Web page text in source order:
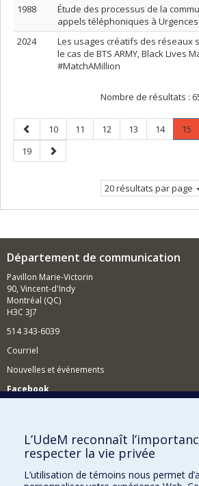
1988
Étude des processus de la
appels téléphoniques à
2024
Les usages créatifs des réseaux
le cas de BTS ARMY, Black Lives
#MatchAMillion
Nombre de résultats :
Page
précédente
Page
10 Page
11 Page
12 Page
13 Page
14 Page
15
Page
19
Page
suivante
20 résultats par page
Département de communication
Pavillon Marie-Victorin
90, Vincent-d'Indy
Montréal (QC)
H3C 3J7
514 343-6039
Courriel
Nouvelles et événements
Facebook
Comment soutenir le Département?
BESOIN D'AIDE?
Plan du site
L’UdeM reconnaît
respecter la vie privée
L’utilisation de témoins nous permet